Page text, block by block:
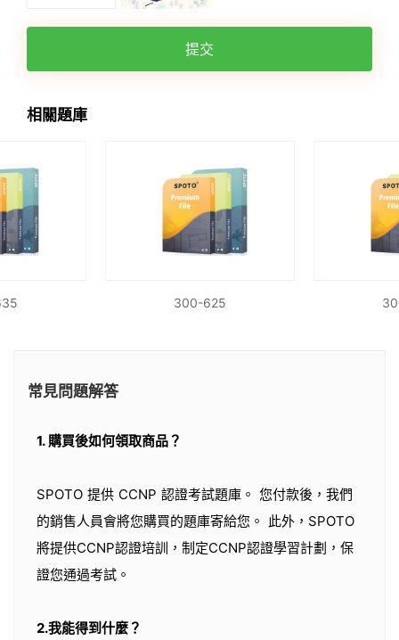
提交
相關題庫
300-625
常見問題解答
1. 購買後如何領取商品？
SPOTO 提供 CCNP 認證考試題庫。 您付款後，我們
的銷售人員會將您購買的題庫寄給您。 此外，SPOTO
將提供CCNP認證培訓，制定CCNP認證學習計劃，保
證您通過考試。
2.我能得到什麼？